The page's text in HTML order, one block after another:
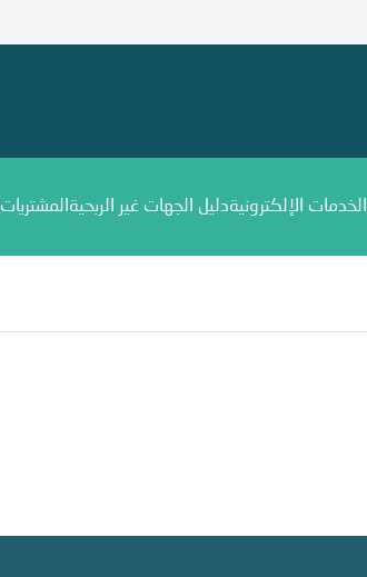
الخدمات الإلكترونيةدليل الجهات غير الربحية المشتريات